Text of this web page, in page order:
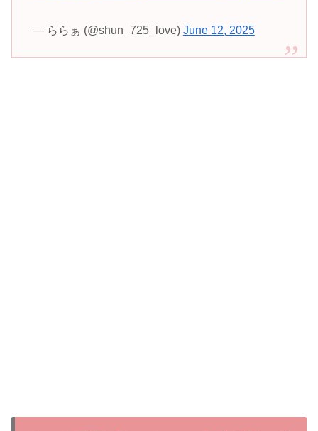
— ららぁ (@shun_725_love) June 12, 2025